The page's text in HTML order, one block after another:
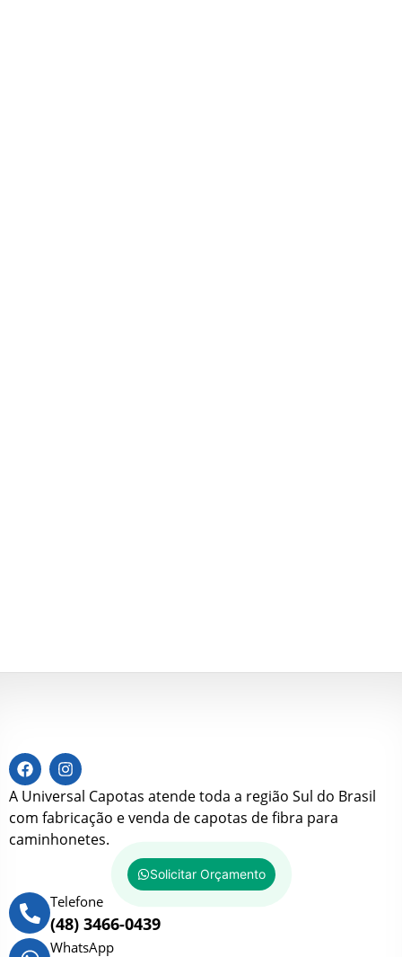
A Universal Capotas atende toda a região Sul do Brasil
com fabricação e venda de capotas de fibra para
caminhonetes.
Solicitar Orçamento
Telefone
(48) 3466-0439
WhatsApp